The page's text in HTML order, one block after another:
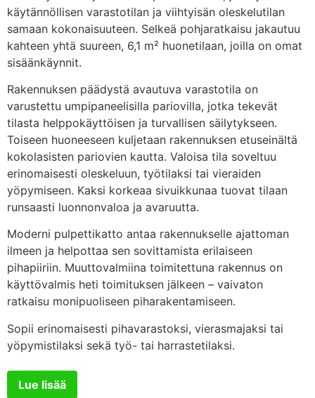
Puuvalmiit ovet
Tuuletusaukot varustettu pieneläinverkolla
Tiivissaumakate
Ilmanvaihtoventtiilit ja -säleet
Rakennuspiirustukset
Pintakäsittely sisältä
Pyydä tarjous
Pyydä tarjous
Valmis perustuspilarit
käytännöllisen varastotilan ja viihtyisän oleskelutilan
samaan kokonaisuuteen. Selkeä pohjaratkaisu jakautuu
kahteen yhtä suureen, 6,1 m² huonetilaan, joilla on omat
sisäänkäynnit.
Rakennuksen päädystä avautuva varastotila on
varustettu umpipaneelisilla pariovilla, jotka tekevät
tilasta helppokäyttöisen ja turvallisen säilytykseen.
Toiseen huoneeseen kuljetaan rakennuksen etuseinältä
kokolasisten pariovien kautta. Valoisa tila soveltuu
erinomaisesti oleskeluun, työtilaksi tai vieraiden
yöpymiseen. Kaksi korkeaa sivuikkunaa tuovat tilaan
runsaasti luonnonvaloa ja avaruutta.
Moderni pulpettikatto antaa rakennukselle ajattoman
ilmeen ja helpottaa sen sovittamista erilaiseen
pihapiiriin. Muuttovalmiina toimitettuna rakennus on
käyttövalmis heti toimituksen jälkeen – vaivaton
ratkaisu monipuoliseen piharakentamiseen.
Sopii erinomaisesti pihavarastoksi, vierasmajaksi tai
yöpymistilaksi sekä työ- tai harrastetilaksi.
Lue lisää